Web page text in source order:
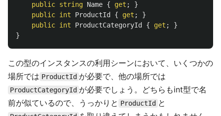
public string Name { get ;
}
public int ProductId { get ;
}
public int ProductCategoryId { get ;
}
}
この型のインスタンスの利用シーンにおいて、いくつかの
場所では ProductId が必要で、他の場所では
ProductCategoryId が必要でしょう。どちらもint型で名
前が似ているので、うっかりと ProductId と